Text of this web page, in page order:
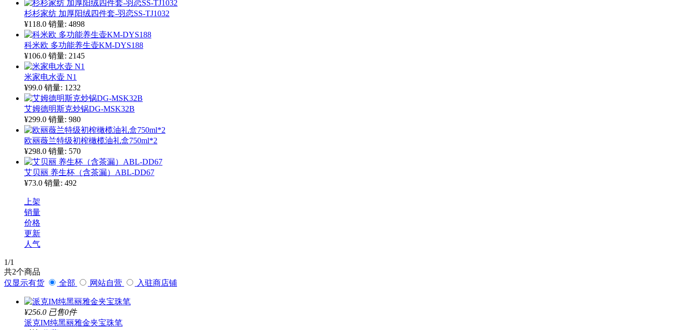
杉杉家纺 加厚阳绒四件套-羽恋SS-TJ1032
¥118.0 销量: 4898
科米欧 多功能养生壶KM-DYS188
¥106.0 销量: 2145
米家电水壶 N1
¥99.0 销量: 1232
艾姆德明斯克炒锅DG-MSK32B
¥299.0 销量: 980
欧丽薇兰特级初榨橄榄油礼盒750ml*2
¥298.0 销量: 570
艾贝丽 养生杯（含茶漏）ABL-DD67
¥73.0 销量: 492
上架
销量
价格
更新
人气
1/1
共2个商品
仅显示有货
全部 网站自营 入驻商店铺
¥256.0 已售0件
派克IM纯黑丽雅金夹宝珠笔